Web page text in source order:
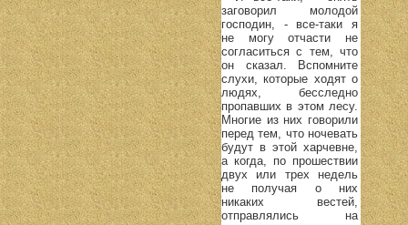
заговорил молодой
господин, - все-таки я
не могу отчасти не
согласиться с тем, что
он сказал. Вспомните
слухи, которые ходят о
людях, бесследно
пропавших в этом лесу.
Многие из них говорили
перед тем, что ночевать
будут в этой харчевне,
а когда, по прошествии
двух или трех недель
не получая о них
никаких вестей,
отправлялись на